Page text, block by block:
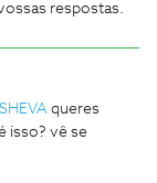
respostas.
queres
isso? vê se